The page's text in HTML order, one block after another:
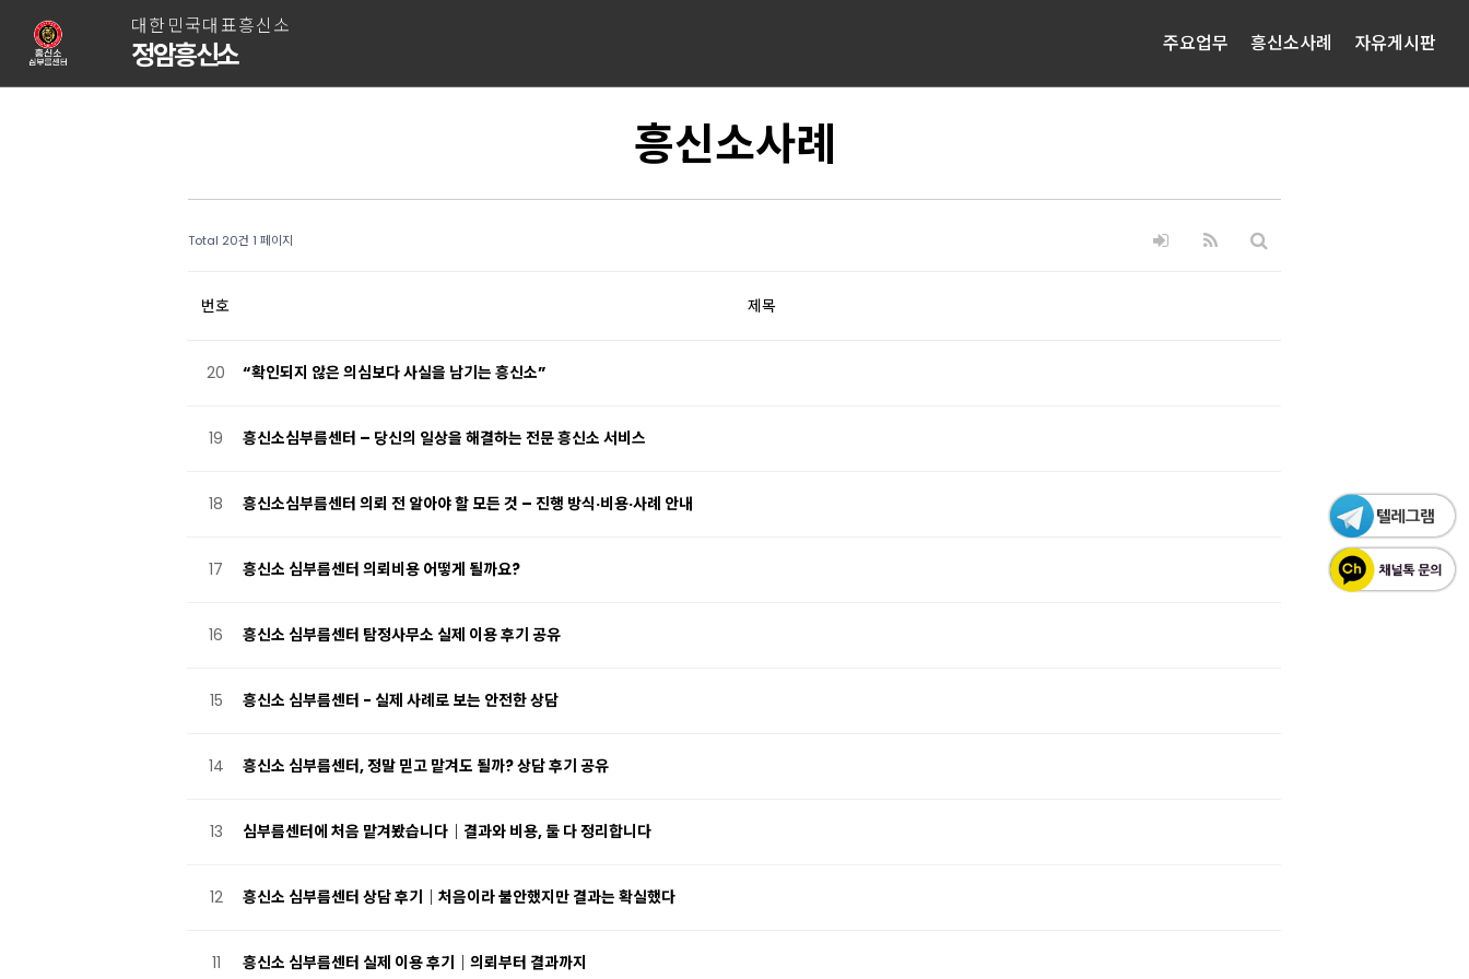
대한민국대표흥신소
정암흥신소 주요업무 흥신소사례 자유게시판
흥신소사례
Total 20건 1 페이지
번호 제목
20 “확인되지 않은 의심보다 사실을 남기는 흥신소”
19 흥신소심부름센터 – 당신의 일상을 해결하는 전문 흥신소 서비스
18 흥신소심부름센터 의뢰 전 알아야 할 모든 것 – 진행 방식·비용·사례 안내
17 흥신소 심부름센터 의뢰비용 어떻게 될까요?
16 흥신소 심부름센터 탐정사무소 실제 이용 후기 공유
15 흥신소 심부름센터 - 실제 사례로 보는 안전한 상담
14 흥신소 심부름센터, 정말 믿고 맡겨도 될까? 상담 후기 공유
13 심부름센터에 처음 맡겨봤습니다｜결과와 비용, 둘 다 정리합니다
12 흥신소 심부름센터 상담 후기｜처음이라 불안했지만 결과는 확실했다
11 흥신소 심부름센터 실제 이용 후기｜의뢰부터 결과까지